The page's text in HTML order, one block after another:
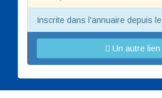
Inscrite dans l'annuaire depuis le
Un autre lien